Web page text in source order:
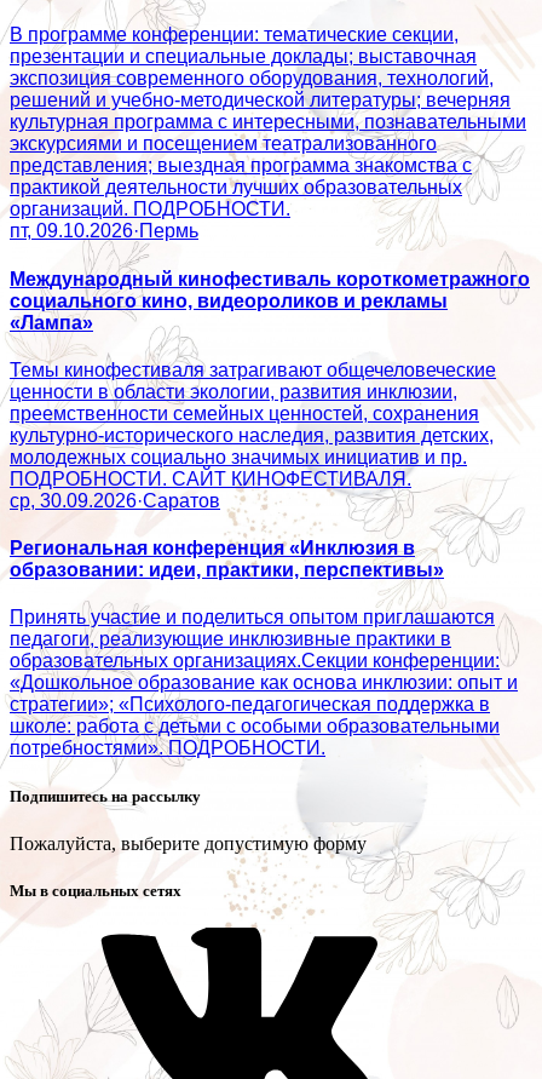
В программе конференции: тематические секции,
презентации и специальные доклады; выставочная
экспозиция современного оборудования, технологий,
решений и учебно-методической литературы; вечерняя
культурная программа с интересными, познавательными
экскурсиями и посещением театрализованного
представления; выездная программа знакомства с
практикой деятельности лучших образовательных
организаций. ПОДРОБНОСТИ.
пт, 09.10.2026·Пермь
Международный кинофестиваль короткометражного
социального кино, видеороликов и рекламы
«Лампа»
Темы кинофестиваля затрагивают общечеловеческие
ценности в области экологии, развития инклюзии,
преемственности семейных ценностей, сохранения
культурно-исторического наследия, развития детских,
молодежных социально значимых инициатив и пр.
ПОДРОБНОСТИ. САЙТ КИНОФЕСТИВАЛЯ.
ср, 30.09.2026·Саратов
Региональная конференция «Инклюзия в
образовании: идеи, практики, перспективы»
Принять участие и поделиться опытом приглашаются
педагоги, реализующие инклюзивные практики в
образовательных организациях.Секции конференции:
«Дошкольное образование как основа инклюзии: опыт и
стратегии»; «Психолого‑педагогическая поддержка в
школе: работа с детьми с особыми образовательными
потребностями». ПОДРОБНОСТИ.
Подпишитесь на рассылку
Пожалуйста, выберите допустимую форму
Мы в социальных сетях